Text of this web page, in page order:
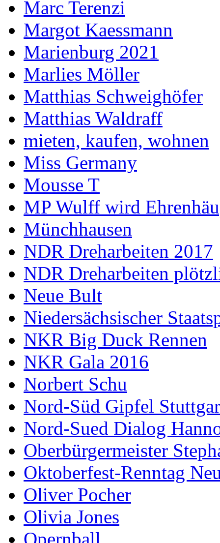
Marc Terenzi
Margot Kaessmann
Marienburg 2021
Marlies Möller
Matthias Schweighöfer
Matthias Waldraff
mieten, kaufen, wohnen
Miss Germany
Mousse T
MP Wulff wird
Münchhausen
NDR Dreharbeiten 2017
NDR Dreharbeiten
Neue Bult
Niedersächsischer
NKR Big Duck Rennen
NKR Gala 2016
Norbert Schu
Nord-Süd Gipfel
Nord-Sued Dialog
Oberbürgermeister
Oktoberfest-Renntag
Oliver Pocher
Olivia Jones
Opernball